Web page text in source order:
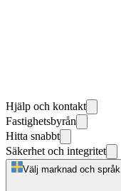
Hjälp och kontakt
Fastighetsbyrån
Hitta snabbt
Säkerhet och integritet
Välj marknad och språk